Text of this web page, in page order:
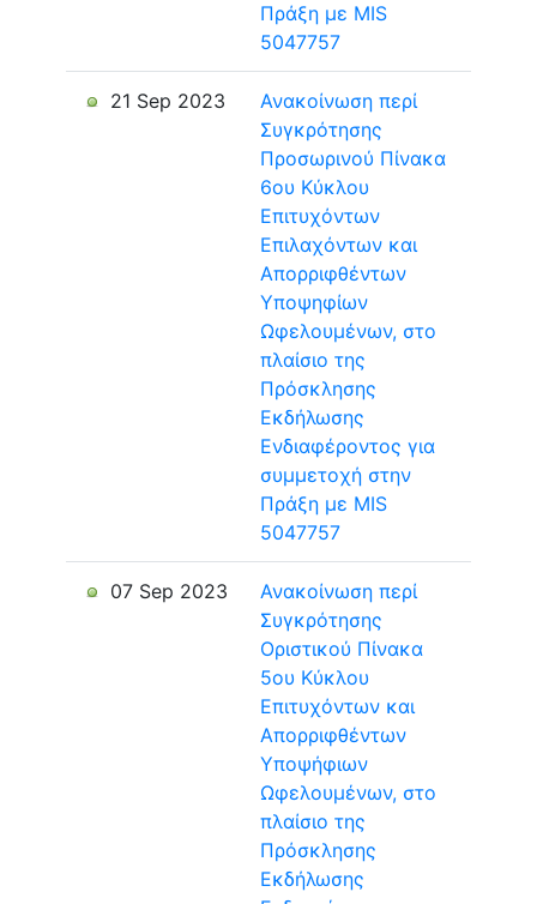
Πράξη με MIS
5047757
21 Sep 2023
Ανακοίνωση περί
Συγκρότησης
Προσωρινού Πίνακα
6ου Κύκλου
Επιτυχόντων
Επιλαχόντων και
Απορριφθέντων
Υποψηφίων
Ωφελουμένων, στο
πλαίσιο της
Πρόσκλησης
Εκδήλωσης
Ενδιαφέροντος για
συμμετοχή στην
Πράξη με MIS
5047757
07 Sep 2023
Ανακοίνωση περί
Συγκρότησης
Οριστικού Πίνακα
5ου Κύκλου
Επιτυχόντων και
Απορριφθέντων
Υποψήφιων
Ωφελουμένων, στο
πλαίσιο της
Πρόσκλησης
Εκδήλωσης